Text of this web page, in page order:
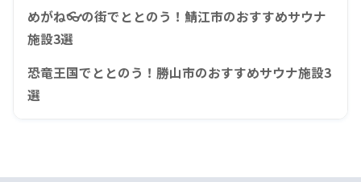
めがね👓の街でととのう！鯖江市のおすすめサウナ
施設3選
恐竜王国でととのう！勝山市のおすすめサウナ施設3
選